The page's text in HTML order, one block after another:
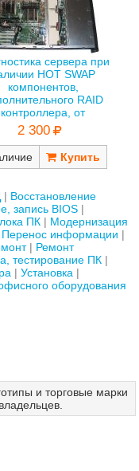
сервера при
HOT SWAP
компонентов,
RAID
контроллера, от
2 300
Восстановление
запись BIOS
ПК
Модернизация
Перенос информации
Ремонт
тестирование ПК
Установка
оборудования
и торговые марки